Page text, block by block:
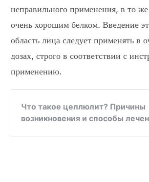
неправильного применения, в то же
очень хорошим белком. Введение
область лица следует применять в
дозах, строго в соответствии с
применению.